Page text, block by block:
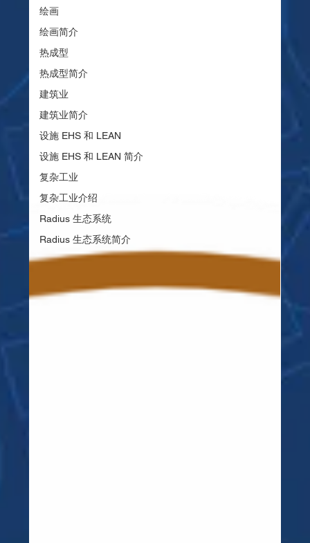
绘画
绘画简介
热成型
热成型简介
建筑业
建筑业简介
设施 EHS 和 LEAN
设施 EHS 和 LEAN 简介
复杂工业
复杂工业介绍
Radius 生态系统
Radius 生态系统简介